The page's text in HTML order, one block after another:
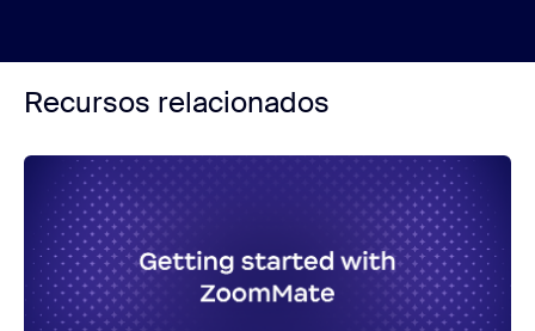
Recursos relacionados